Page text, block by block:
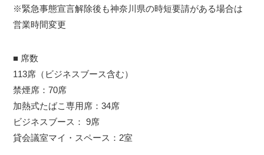
※緊急事態宣言解除後も神奈川県の時短要請がある場合は
営業時間変更
■ 席数
113席（ビジネスブース含む）
禁煙席：70席
加熱式たばこ専用席：34席
ビジネスブース： 9席
貸会議室マイ・スペース：2室